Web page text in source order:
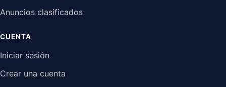
Anuncios clasificados
CUENTA
Iniciar sesión
Crear una cuenta